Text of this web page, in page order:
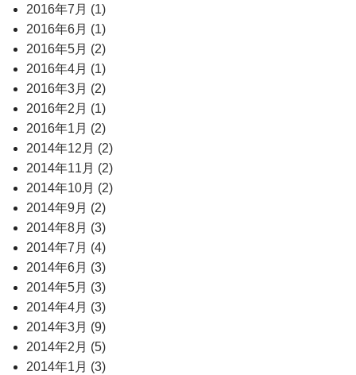
2016年7月 (1)
2016年6月 (1)
2016年5月 (2)
2016年4月 (1)
2016年3月 (2)
2016年2月 (1)
2016年1月 (2)
2014年12月 (2)
2014年11月 (2)
2014年10月 (2)
2014年9月 (2)
2014年8月 (3)
2014年7月 (4)
2014年6月 (3)
2014年5月 (3)
2014年4月 (3)
2014年3月 (9)
2014年2月 (5)
2014年1月 (3)